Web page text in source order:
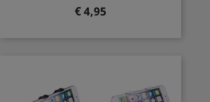
Prijs
€ 4,95